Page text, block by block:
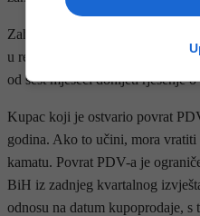
Zahtjev za povrat se podnosi
u regionalnom centru, prema
od šest mjeseci donijeti rješenje
Kupac koji je ostvario povrat
godina. Ako to učini, mora
kamatu. Povrat PDV-a je
BiH iz zadnjeg kvartalnog
odnosu na datum kupoprodaje, s